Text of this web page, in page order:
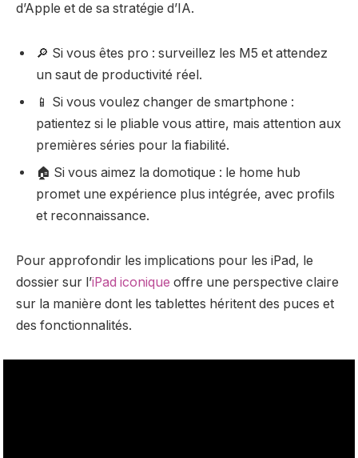
d’Apple et de sa stratégie d’IA.
🔎 Si vous êtes pro : surveillez les M5 et attendez
un saut de productivité réel.
📱 Si vous voulez changer de smartphone :
patientez si le pliable vous attire, mais attention aux
premières séries pour la fiabilité.
🏠 Si vous aimez la domotique : le home hub
promet une expérience plus intégrée, avec profils
et reconnaissance.
Pour approfondir les implications pour les iPad, le
dossier sur l’iPad iconique offre une perspective claire
sur la manière dont les tablettes héritent des puces et
des fonctionnalités.